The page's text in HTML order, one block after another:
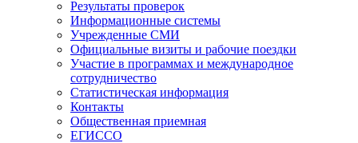
Результаты проверок
Информационные системы
Учрежденные СМИ
Официальные визиты и рабочие поездки
Участие в программах и международное
сотрудничество
Статистическая информация
Контакты
Общественная приемная
ЕГИССО